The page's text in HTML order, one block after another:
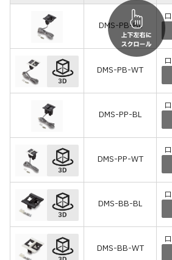
DMS-PB-BL
DMS-PB-WT
DMS-PP-BL
DMS-PP-WT
DMS-BB-BL
DMS-BB-WT